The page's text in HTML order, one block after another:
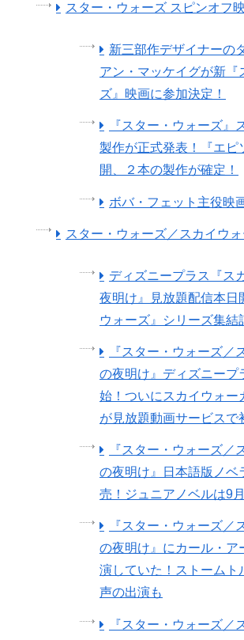
スター・ウォーズ スピンオフ
新三部作デザイナーの
アン・マッケイグが新『
ズ』映画に参加決定！
『スター・ウォーズ』
製作が正式発表！『エピ
開、２本の製作が確定！
ボバ・フェット主役映
スター・ウォーズ／スカイウ
ディズニープラス『ス
夜明け』見放題配信本日
ウォーズ』シリーズ集結
『スター・ウォーズ／
の夜明け』ディズニープ
始！ついにスカイウォー
が見放題動画サービスで
『スター・ウォーズ／
の夜明け』日本語版ノベ
売！ジュニアノベルは9
『スター・ウォーズ／
の夜明け』にカール・ア
演していた！ストームト
声の出演も
『スター・ウォーズ／